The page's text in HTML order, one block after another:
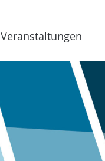
Veranstaltungen